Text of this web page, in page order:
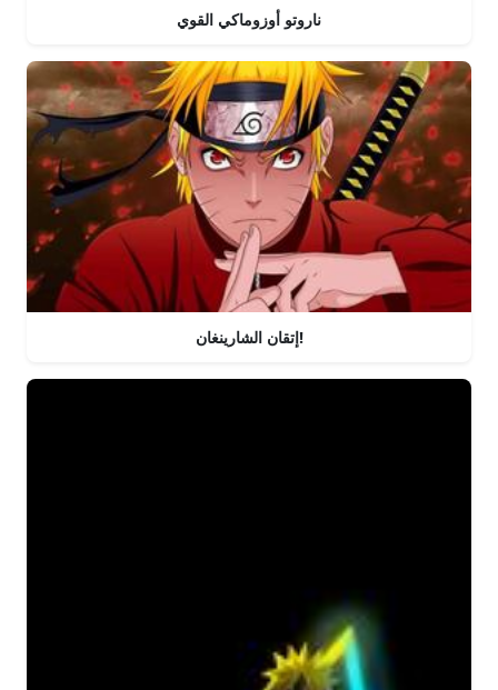
ناروتو أوزوماكي القوي
إتقان الشارينغان!